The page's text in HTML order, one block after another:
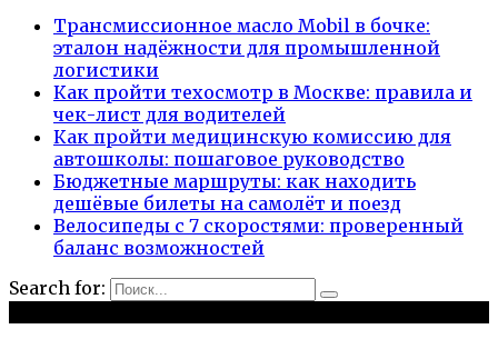
Трансмиссионное масло Mobil в бочке:
эталон надёжности для промышленной
логистики
Как пройти техосмотр в Москве: правила и
чек-лист для водителей
Как пройти медицинскую комиссию для
автошколы: пошаговое руководство
Бюджетные маршруты: как находить
дешёвые билеты на самолёт и поезд
Велосипеды с 7 скоростями: проверенный
баланс возможностей
Search for: